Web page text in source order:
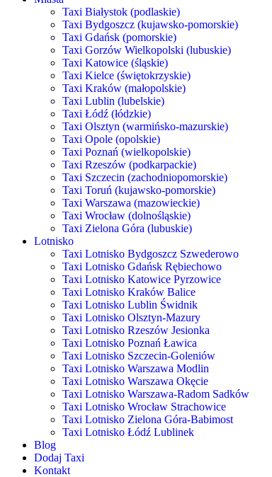
Taxi Białystok (podlaskie)
Taxi Bydgoszcz (kujawsko-pomorskie)
Taxi Gdańsk (pomorskie)
Taxi Gorzów Wielkopolski (lubuskie)
Taxi Katowice (śląskie)
Taxi Kielce (świętokrzyskie)
Taxi Kraków (małopolskie)
Taxi Lublin (lubelskie)
Taxi Łódź (łódzkie)
Taxi Olsztyn (warmińsko-mazurskie)
Taxi Opole (opolskie)
Taxi Poznań (wielkopolskie)
Taxi Rzeszów (podkarpackie)
Taxi Szczecin (zachodniopomorskie)
Taxi Toruń (kujawsko-pomorskie)
Taxi Warszawa (mazowieckie)
Taxi Wrocław (dolnośląskie)
Taxi Zielona Góra (lubuskie)
Lotnisko
Taxi Lotnisko Bydgoszcz Szwederowo
Taxi Lotnisko Gdańsk Rębiechowo
Taxi Lotnisko Katowice Pyrzowice
Taxi Lotnisko Kraków Balice
Taxi Lotnisko Lublin Świdnik
Taxi Lotnisko Olsztyn-Mazury
Taxi Lotnisko Rzeszów Jesionka
Taxi Lotnisko Poznań Ławica
Taxi Lotnisko Szczecin-Goleniów
Taxi Lotnisko Warszawa Modlin
Taxi Lotnisko Warszawa Okęcie
Taxi Lotnisko Warszawa-Radom Sadków
Taxi Lotnisko Wrocław Strachowice
Taxi Lotnisko Zielona Góra-Babimost
Taxi Lotnisko Łódź Lublinek
Blog
Dodaj Taxi
Kontakt